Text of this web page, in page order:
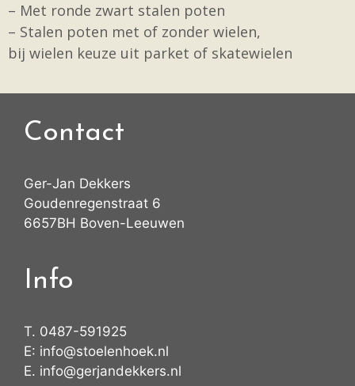
– Met ronde zwart stalen poten
– Stalen poten met of zonder wielen,
bij wielen keuze uit parket of skatewielen
Contact
Ger-Jan Dekkers
Goudenregenstraat 6
6657BH Boven-Leeuwen
Info
T. 0487-591925
E: info@stoelenhoek.nl
E. info@gerjandekkers.nl